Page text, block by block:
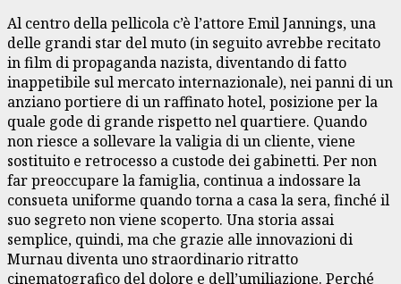
Al centro della pellicola c’è l’attore Emil Jannings, una
delle grandi star del muto (in seguito avrebbe recitato
in film di propaganda nazista, diventando di fatto
inappetibile sul mercato internazionale), nei panni di un
anziano portiere di un raffinato hotel, posizione per la
quale gode di grande rispetto nel quartiere. Quando
non riesce a sollevare la valigia di un cliente, viene
sostituito e retrocesso a custode dei gabinetti. Per non
far preoccupare la famiglia, continua a indossare la
consueta uniforme quando torna a casa la sera, finché il
suo segreto non viene scoperto. Una storia assai
semplice, quindi, ma che grazie alle innovazioni di
Murnau diventa uno straordinario ritratto
cinematografico del dolore e dell’umiliazione. Perché